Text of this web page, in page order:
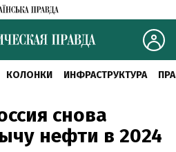
КОЛОНКИ ИНФРАСТРУКТУРА
снова
нефти в 2024